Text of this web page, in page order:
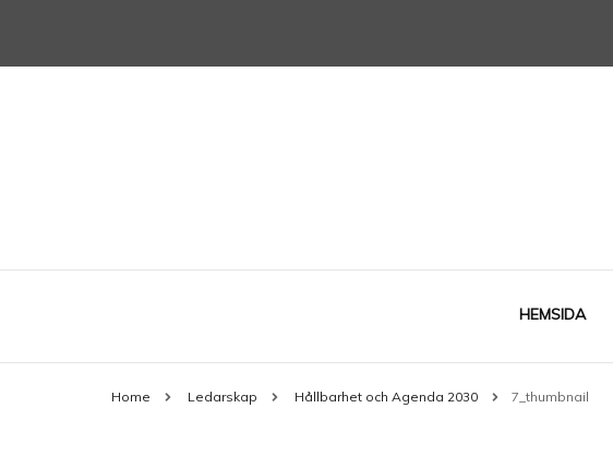
sonybmg.se HEMSIDA
Home Ledarskap Hållbarhet och Agenda 2030 7_thumbnail